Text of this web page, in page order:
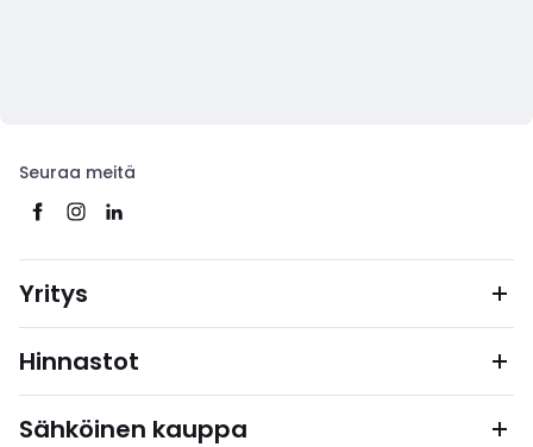
Seuraa meitä
Yritys
Hinnastot
Sähköinen kauppa